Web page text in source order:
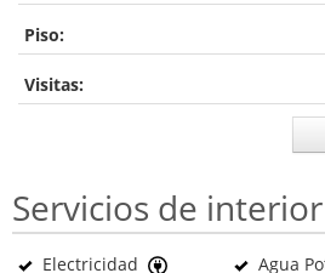
Piso:
Visitas:
Servicios de interior
Electricidad
Agua